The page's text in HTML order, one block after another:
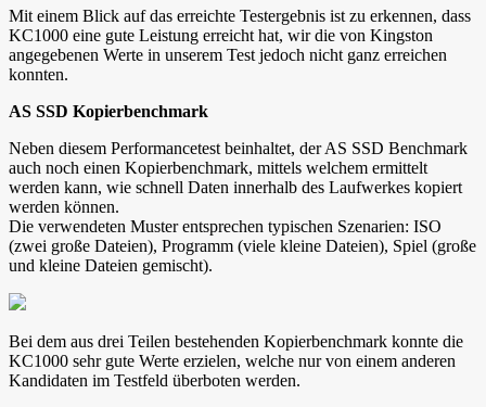
Mit einem Blick auf das erreichte Testergebnis ist zu erkennen, dass
KC1000 eine gute Leistung erreicht hat, wir die von Kingston
angegebenen Werte in unserem Test jedoch nicht ganz erreichen
konnten.
AS SSD Kopierbenchmark
Neben diesem Performancetest beinhaltet, der AS SSD Benchmark
auch noch einen Kopierbenchmark, mittels welchem ermittelt
werden kann, wie schnell Daten innerhalb des Laufwerkes kopiert
werden können.
Die verwendeten Muster entsprechen typischen Szenarien: ISO
(zwei große Dateien), Programm (viele kleine Dateien), Spiel (große
und kleine Dateien gemischt).
Bei dem aus drei Teilen bestehenden Kopierbenchmark konnte die
KC1000 sehr gute Werte erzielen, welche nur von einem anderen
Kandidaten im Testfeld überboten werden.